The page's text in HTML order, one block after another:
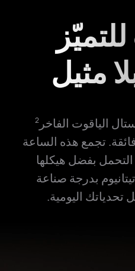
مثيل
الياقوت الفاخر 2
تجمع هذه الساعة
بفضل هيكلها
بدرجة صناعة
تحدياتك اليومية.